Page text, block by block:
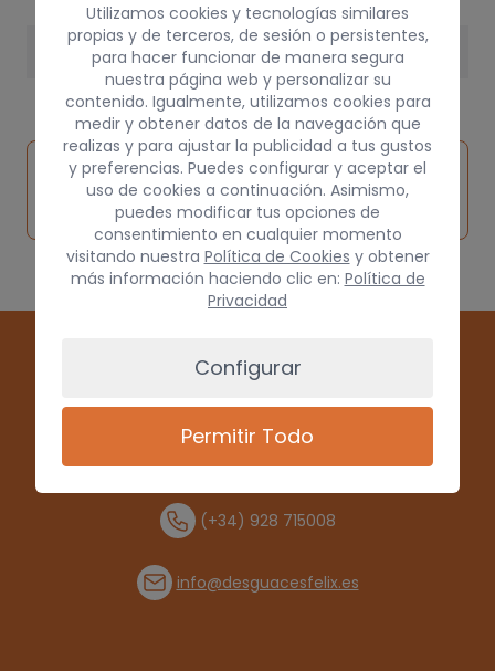
PESO
Inspeccionar
vehículo de
Solicitar
pieza
Consultar
por
(+34) 928 715008
info@desguacesfelix.es
Utilizamos cookies y tecnologías similares
propias y de terceros, de sesión o persistentes,
para hacer funcionar de manera segura
nuestra página web y personalizar su
contenido. Igualmente, utilizamos cookies para
medir y obtener datos de la navegación que
realizas y para ajustar la publicidad a tus gustos
y preferencias. Puedes configurar y aceptar el
uso de cookies a continuación. Asimismo,
puedes modificar tus opciones de
consentimiento en cualquier momento
visitando nuestra Política de Cookies y obtener
más información haciendo clic en: Política de
Privacidad
Configurar
Permitir Todo